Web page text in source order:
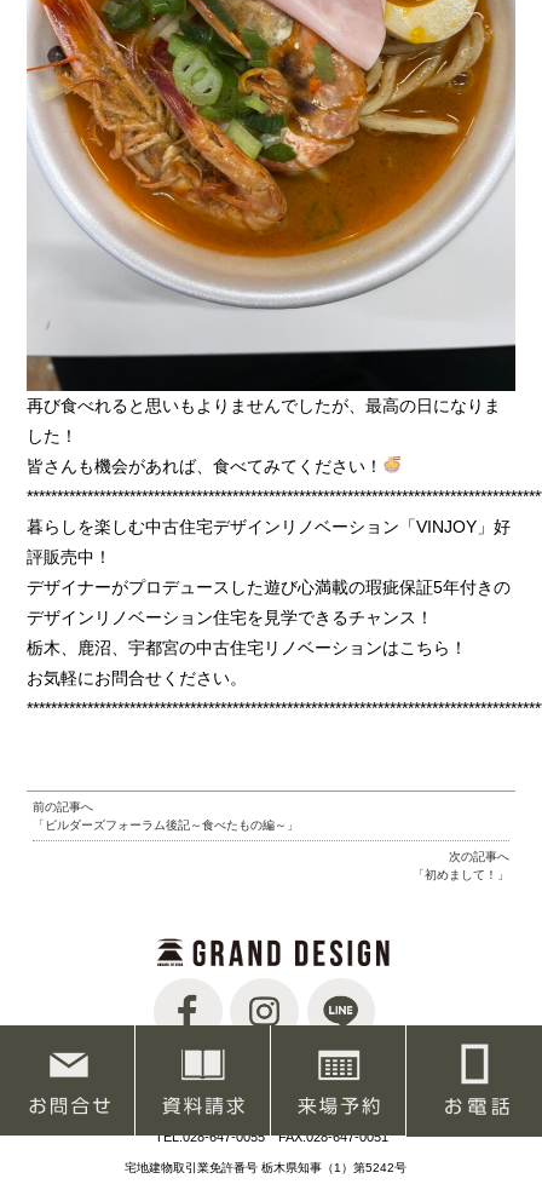
再び食べれると思いもよりませんでしたが、最高の日になりま
した！
皆さんも機会があれば、食べてみてください！
暮らしを楽しむ中古住宅デザインリノベーション「VINJOY」好
評販売中！
デザイナーがプロデュースした遊び心満載の瑕疵保証5年付きの
デザインリノベーション住宅を見学できるチャンス！
栃木、鹿沼、宇都宮の中古住宅リノベーションはこちら！
お気軽にお問合せください。
前の記事へ
「ビルダーズフォーラム後記～食べたもの編～」
次の記事へ
「初めまして！」
【本店】〒320-0851 栃木県宇都宮市鶴田町2039-4
TEL.028-647-0055 FAX.028-647-0051
宅地建物取引業免許番号 栃木県知事（1）第5242号